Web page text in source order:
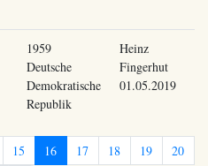
1959
Deutsche
Demokratische
Republik
Heinz
Fingerhut
01.05.2019
15 16 17 18 19 20